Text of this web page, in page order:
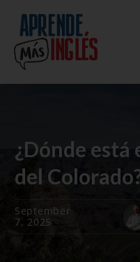
¿Dónde está
del
September
7, 2025